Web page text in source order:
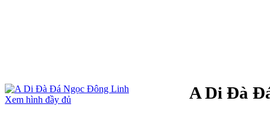
Xem hình đầy đủ A Di Đà